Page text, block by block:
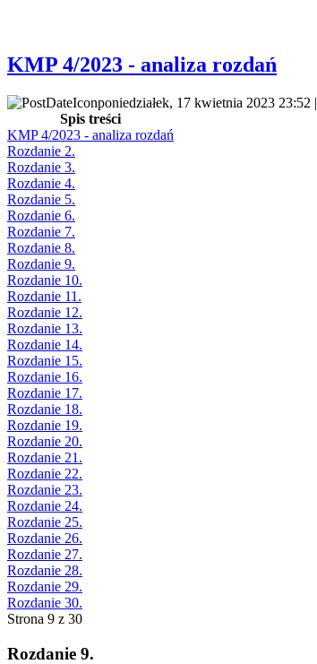
KMP 4/2023 - analiza rozdań
poniedziałek, 17 kwietnia 2023 23:52 |
Spis treści
KMP 4/2023 - analiza rozdań
Rozdanie 2.
Rozdanie 3.
Rozdanie 4.
Rozdanie 5.
Rozdanie 6.
Rozdanie 7.
Rozdanie 8.
Rozdanie 9.
Rozdanie 10.
Rozdanie 11.
Rozdanie 12.
Rozdanie 13.
Rozdanie 14.
Rozdanie 15.
Rozdanie 16.
Rozdanie 17.
Rozdanie 18.
Rozdanie 19.
Rozdanie 20.
Rozdanie 21.
Rozdanie 22.
Rozdanie 23.
Rozdanie 24.
Rozdanie 25.
Rozdanie 26.
Rozdanie 27.
Rozdanie 28.
Rozdanie 29.
Rozdanie 30.
Strona 9 z 30
Rozdanie 9.